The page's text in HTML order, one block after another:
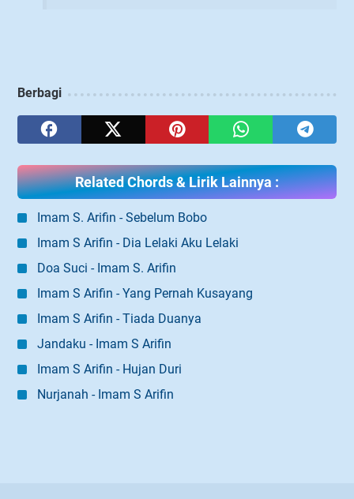
Berbagi
Related Chords & Lirik Lainnya :
Imam S. Arifin - Sebelum Bobo
Imam S Arifin - Dia Lelaki Aku Lelaki
Doa Suci - Imam S. Arifin
Imam S Arifin - Yang Pernah Kusayang
Imam S Arifin - Tiada Duanya
Jandaku - Imam S Arifin
Imam S Arifin - Hujan Duri
Nurjanah - Imam S Arifin